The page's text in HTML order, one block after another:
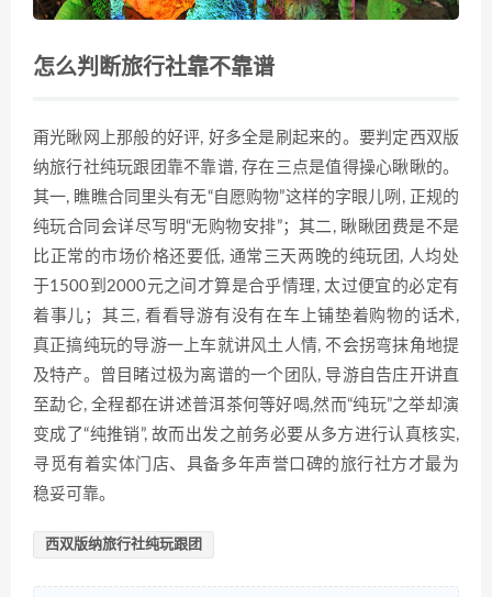
怎么判断旅行社靠不靠谱
甭光瞅网上那般的好评, 好多全是刷起来的。要判定西双版
纳旅行社纯玩跟团靠不靠谱, 存在三点是值得操心瞅瞅的。
其一, 瞧瞧合同里头有无“自愿购物”这样的字眼儿咧, 正规的
纯玩合同会详尽写明“无购物安排”；其二, 瞅瞅团费是不是
比正常的市场价格还要低, 通常三天两晚的纯玩团, 人均处
于1500到2000元之间才算是合乎情理, 太过便宜的必定有
着事儿；其三, 看看导游有没有在车上铺垫着购物的话术,
真正搞纯玩的导游一上车就讲风土人情, 不会拐弯抹角地提
及特产。曾目睹过极为离谱的一个团队, 导游自告庄开讲直
至勐仑, 全程都在讲述普洱茶何等好喝,然而“纯玩”之举却演
变成了“纯推销”, 故而出发之前务必要从多方进行认真核实,
寻觅有着实体门店、具备多年声誉口碑的旅行社方才最为
稳妥可靠。
西双版纳旅行社纯玩跟团